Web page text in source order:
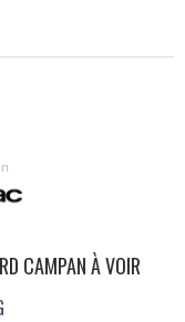
CAMPAN À VOIR